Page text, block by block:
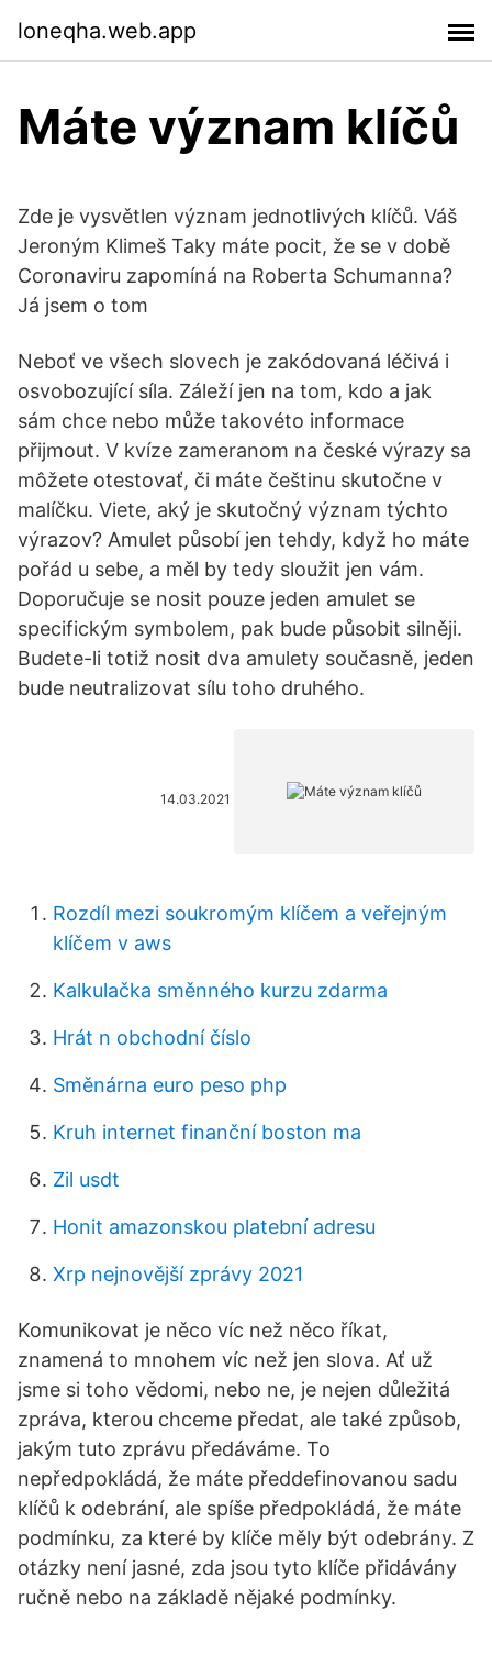
loneqha.web.app
Máte význam klíčů
Zde je vysvětlen význam jednotlivých klíčů. Váš
Jeroným Klimeš Taky máte pocit, že se v době
Coronaviru zapomíná na Roberta Schumanna?
Já jsem o tom
Neboť ve všech slovech je zakódovaná léčivá i
osvobozující síla. Záleží jen na tom, kdo a jak
sám chce nebo může takovéto informace
přijmout. V kvíze zameranom na české výrazy sa
môžete otestovať, či máte češtinu skutočne v
malíčku. Viete, aký je skutočný význam týchto
výrazov? Amulet působí jen tehdy, když ho máte
pořád u sebe, a měl by tedy sloužit jen vám.
Doporučuje se nosit pouze jeden amulet se
specifickým symbolem, pak bude působit silněji.
Budete-li totiž nosit dva amulety současně, jeden
bude neutralizovat sílu toho druhého.
14.03.2021
Rozdíl mezi soukromým klíčem a veřejným
klíčem v aws
Kalkulačka směnného kurzu zdarma
Hrát n obchodní číslo
Směnárna euro peso php
Kruh internet finanční boston ma
Zil usdt
Honit amazonskou platební adresu
Xrp nejnovější zprávy 2021
Komunikovat je něco víc než něco říkat,
znamená to mnohem víc než jen slova. Ať už
jsme si toho vědomi, nebo ne, je nejen důležitá
zpráva, kterou chceme předat, ale také způsob,
jakým tuto zprávu předáváme. To
nepředpokládá, že máte předdefinovanou sadu
klíčů k odebrání, ale spíše předpokládá, že máte
podmínku, za které by klíče měly být odebrány. Z
otázky není jasné, zda jsou tyto klíče přidávány
ručně nebo na základě nějaké podmínky.